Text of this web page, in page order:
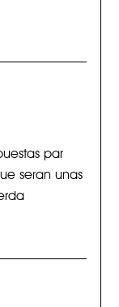
par
seran unas